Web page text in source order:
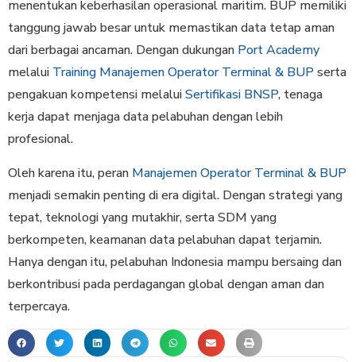
menentukan keberhasilan operasional maritim. BUP memiliki
tanggung jawab besar untuk memastikan data tetap aman
dari berbagai ancaman. Dengan dukungan Port Academy
melalui Training Manajemen Operator Terminal & BUP serta
pengakuan kompetensi melaluiSertifikasi BNSP, tenaga
kerja dapat menjaga data pelabuhan dengan lebih
profesional.
Oleh karena itu, peran Manajemen Operator Terminal & BUP
menjadi semakin penting di era digital. Dengan strategi yang
tepat, teknologi yang mutakhir, serta SDM yang
berkompeten, keamanan data pelabuhan dapat terjamin.
Hanya dengan itu, pelabuhan Indonesia mampu bersaing dan
berkontribusi pada perdagangan global dengan aman dan
terpercaya.